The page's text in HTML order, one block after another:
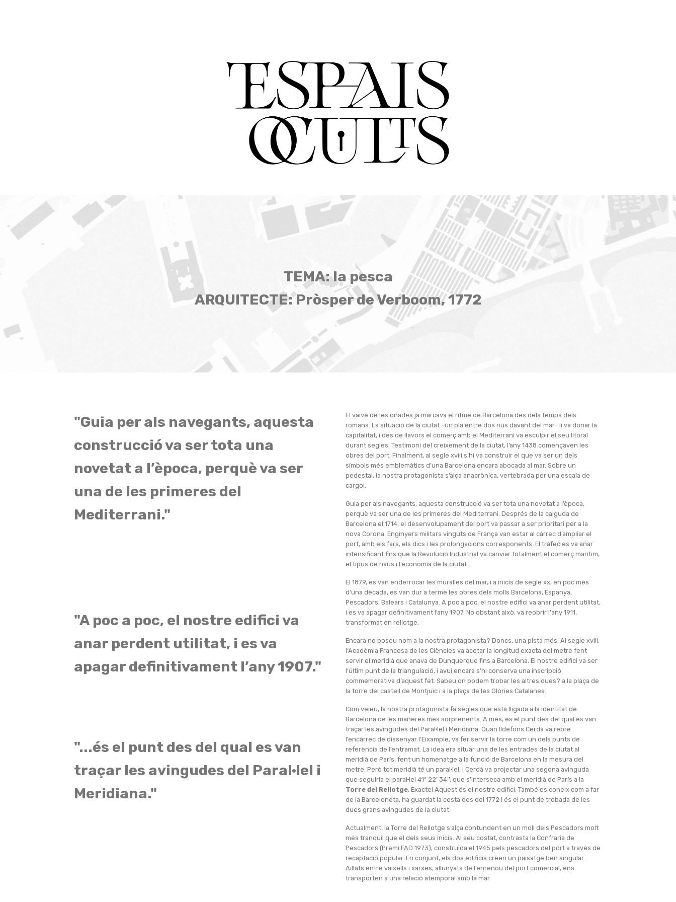
TEMA: la pesca
ARQUITECTE: Pròsper de Verboom, 1772
"Guia per als navegants, aquesta
construcció va ser tota una
novetat a l’època, perquè va ser
una de les primeres del
Mediterrani."
El vaivé de les onades ja marcava el ritme de Barcelona des dels temps dels
romans. La situació de la ciutat –un pla entre dos rius davant del mar– li va donar la
capitalitat, i des de llavors el comerç amb el Mediterrani va esculpir el seu litoral
durant segles. Testimoni del creixement de la ciutat, l’any 1438 començaven les
obres del port. Finalment, al segle xviii s’hi va construir el que va ser un dels
símbols més emblemàtics d’una Barcelona encara abocada al mar. Sobre un
pedestal, la nostra protagonista s’alça anacrònica, vertebrada per una escala de
cargol.
Guia per als navegants, aquesta construcció va ser tota una novetat a l’època,
perquè va ser una de les primeres del Mediterrani. Després de la caiguda de
Barcelona el 1714, el desenvolupament del port va passar a ser prioritari per a la
nova Corona. Enginyers militars vinguts de França van estar al càrrec d’ampliar el
port, amb els fars, els dics i les prolongacions corresponents. El tràfec es va anar
intensificant fins que la Revolució Industrial va canviar totalment el comerç marítim,
el tipus de naus i l’economia de la ciutat.
"A poc a poc, el nostre edifici va
anar perdent utilitat, i es va
apagar definitivament l’any 1907."
El 1879, es van enderrocar les muralles del mar, i a inicis de segle xx, en poc més
d'una dècada, es van dur a terme les obres dels molls Barcelona, Espanya,
Pescadors, Balears i Catalunya. A poc a poc, el nostre edifici va anar perdent utilitat,
i es va apagar definitivament l’any 1907. No obstant això, va reobrir l'any 1911,
transformat en rellotge.
Encara no poseu nom a la nostra protagonista? Doncs, una pista més. Al segle xviii,
l’Acadèmia Francesa de les Ciències va acotar la longitud exacta del metre fent
servir el meridià que anava de Dunquerque fins a Barcelona. El nostre edifici va ser
l’últim punt de la triangulació, i avui encara s’hi conserva una inscripció
commemorativa d’aquest fet. Sabeu on podem trobar les altres dues? a la plaça de
la torre del castell de Montjuïc i a la plaça de les Glòries Catalanes.
"...és el punt des del qual es van
traçar les avingudes del Paral·lel i
Meridiana."
Com veieu, la nostra protagonista fa segles que està lligada a la identitat de
Barcelona de les maneres més sorprenents. A més, és el punt des del qual es van
traçar les avingudes del Paral·lel i Meridiana. Quan Ildefons Cerdà va rebre
l’encàrrec de dissenyar l’Eixample, va fer servir la torre com un dels punts de
referència de l’entramat. La idea era situar una de les entrades de la ciutat al
meridià de París, fent un homenatge a la funció de Barcelona en la mesura del
metre. Però tot meridià té un paral·lel, i Cerdà va projectar una segona avinguda
que seguiria el paral·lel 41º 22’ 34’’, que s’interseca amb el meridià de París a la
Torre del Rellotge . Exacte! Aquest és el nostre edifici. També es coneix com a far
de la Barceloneta, ha guardat la costa des del 1772 i és el punt de trobada de les
dues grans avingudes de la ciutat.
Actualment, la Torre del Rellotge s’alça contundent en un moll dels Pescadors molt
més tranquil que el dels seus inicis. Al seu costat, contrasta la Confraria de
Pescadors (Premi FAD 1973), construïda el 1945 pels pescadors del port a través de
recaptació popular. En conjunt, els dos edificis creen un paisatge ben singular.
Aïllats entre vaixells i xarxes, allunyats de l’enrenou del port comercial, ens
transporten a una relació atemporal amb la mar.